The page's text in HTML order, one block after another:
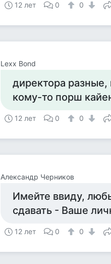
12 лет 0 0
Lexx Bond
директора разные,
кому-то порш
12 лет 0 0
Александр Черников
Имейте ввиду,
сдавать - Ваше
12 лет 0 0